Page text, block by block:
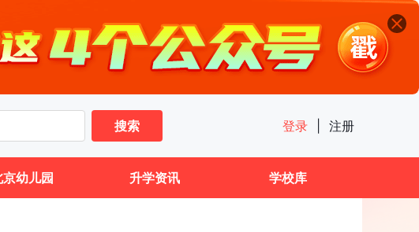
搜索
登录 注册
京幼儿园 升学资讯 学校库